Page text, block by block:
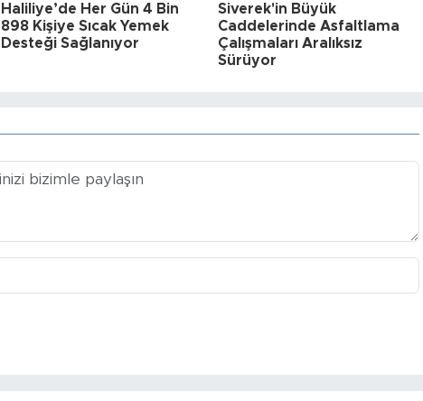
Haliliye’de Her Gün 4 Bin
898 Kişiye Sıcak Yemek
Desteği Sağlanıyor
Siverek'in Büyük
Caddelerinde Asfaltlama
Çalışmaları Aralıksız
Sürüyor